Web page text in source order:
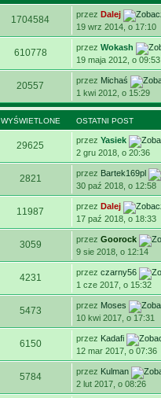
1704584 przezDalej
19 wrz 2014, o 17:10
610778 przezWokash
19 maja 2012, o 09:53
20557 przez Michaś
1 kwi 2012, o 15:29
WYŚWIETLONE OSTATNI POST
29625 przezYasiek
2 gru 2018, o 20:36
2821 przez Bartek169pl
30 paź 2018, o 12:58
11987 przezDalej
17 paź 2018, o 18:33
3059 przezGoorock
9 sie 2018, o 12:14
4231 przezczarny56
1 cze 2017, o 15:32
5473 przez Moses
10 kwi 2017, o 17:31
6150 przez Kadafi
12 mar 2017, o 07:36
5784 przez Kulman
2 lut 2017, o 08:26